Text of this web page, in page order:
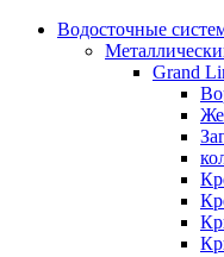
Водосточные
Grand